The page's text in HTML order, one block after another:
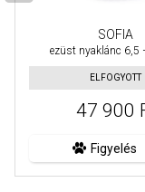
SOFIA
ezüst nyaklánc 6,5
ELFOGYOTT
47 900
Figyelés